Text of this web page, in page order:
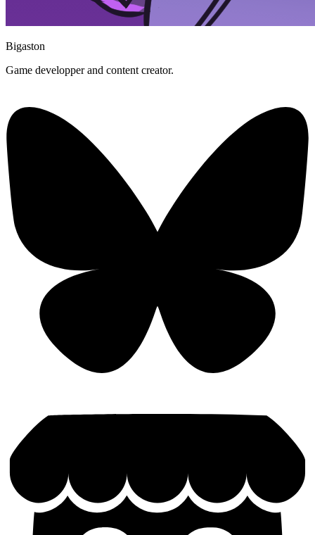
Bigaston
Game developper and content creator.